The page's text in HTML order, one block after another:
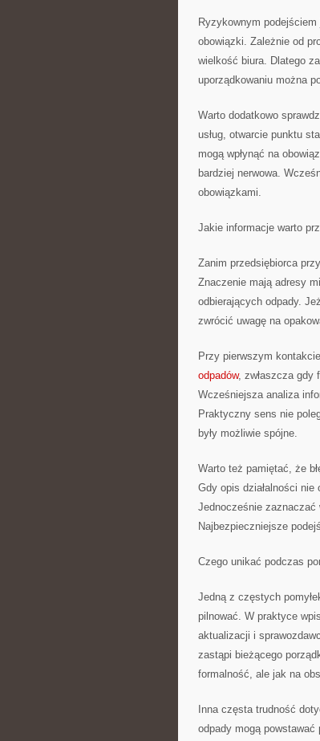
Ryzykownym
obowiązki. Zależnie od
wielkość biura. Dlatego
uporządkowaniu można
Warto dodatkowo
usług, otwarcie punktu
mogą wpłynąć na
bardziej nerwowa.
obowiązkami.
Jakie informacje warto
Zanim przedsiębiorca
Znaczenie mają adresy
odbierających odpady.
zwrócić uwagę na
Przy pierwszym
odpadów, zwłaszcza gdy
Wcześniejsza analiza
Praktyczny sens nie
były możliwie spójne.
Warto też pamiętać, że
Gdy opis działalności
Jednocześnie zaznaczać
Najbezpieczniejsze
Czego unikać podczas
Jedną z częstych
pilnować. W praktyce
aktualizacji i
zastąpi bieżącego
formalność, ale jak na
Inna częsta trudność
odpady mogą